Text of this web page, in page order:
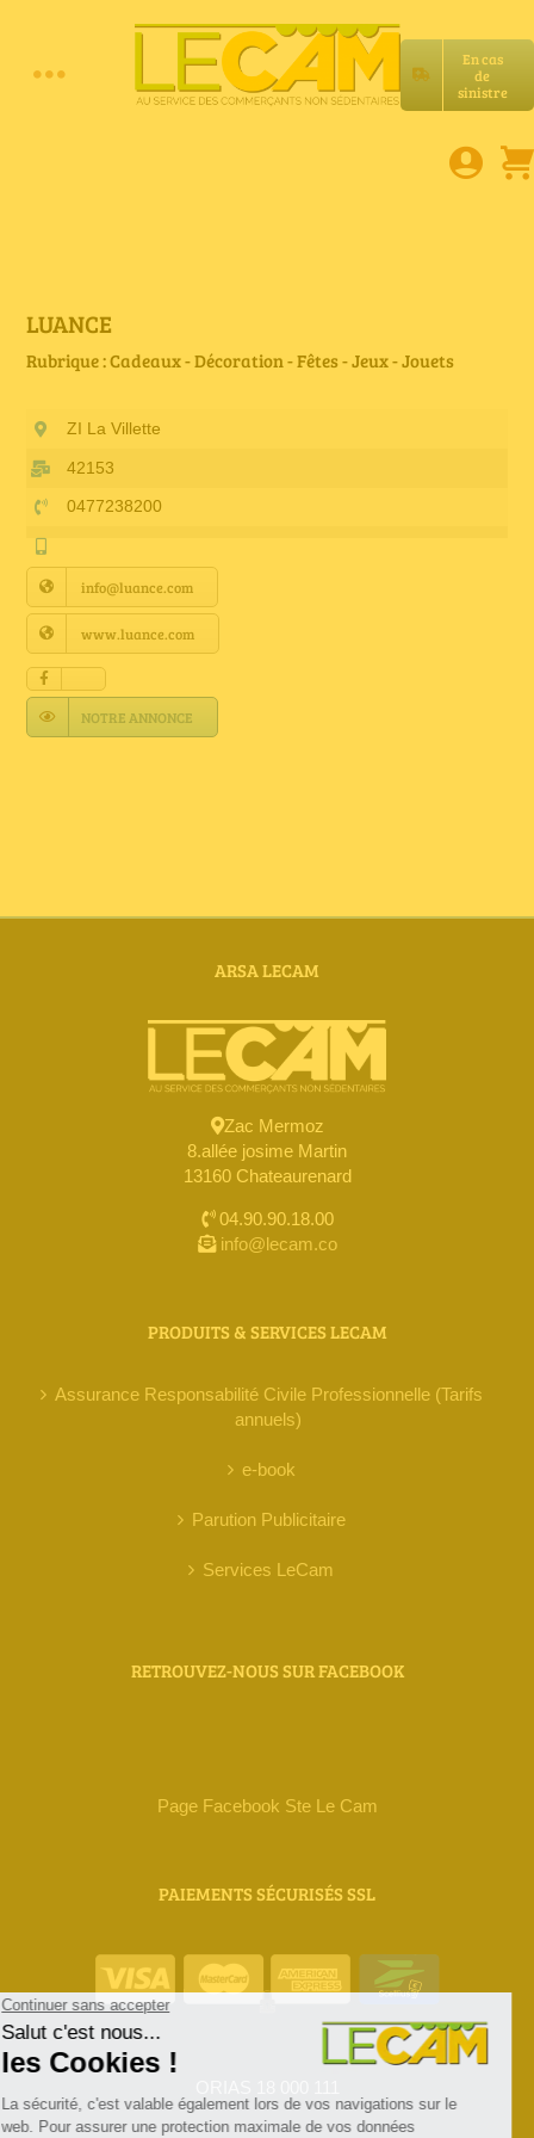
En cas
de
sinistre
Toggle
E-book
Petites annonces
Annuaire Fournisseurs
Actualités
Contact
LUANCE
Rubrique : Cadeaux - Décoration - Fêtes - Jeux - Jouets
ZI La Villette
42153
0477238200
info@luance.com
www.luance.com
NOTRE ANNONCE
ARSA LECAM
Zac Mermoz
8.allée josime Martin
13160 Chateaurenard
04.90.90.18.00
info@lecam.co
PRODUITS & SERVICES LECAM
Assurance Responsabilité Civile Professionnelle (Tarifs
annuels)
e-book
Parution Publicitaire
Services LeCam
RETROUVEZ-NOUS SUR FACEBOOK
Page Facebook Ste Le Cam
PAIEMENTS SÉCURISÉS SSL